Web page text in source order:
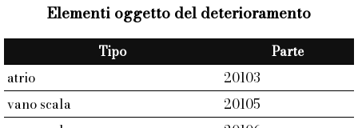
Elementi oggetto del deterioramento
Tipo
Parte
atrio
20103
vano scala
20105